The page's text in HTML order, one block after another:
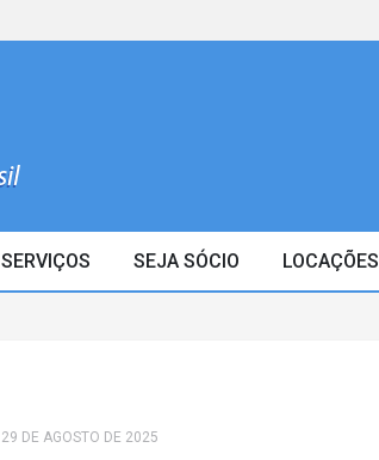
SERVIÇOS SEJA SÓCIO LOCAÇÕES
29 DE AGOSTO DE 2025